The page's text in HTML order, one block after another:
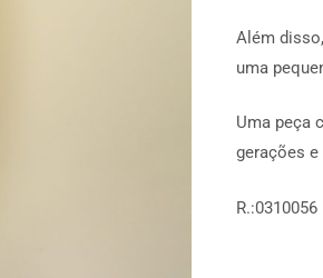
Além
uma
Uma peça
gerações e
R.:0310056